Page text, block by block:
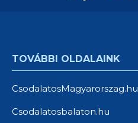
TOVÁBBI OLDALAINK
CsodalatosMagyarorszag.hu
Csodalatosbalaton.hu